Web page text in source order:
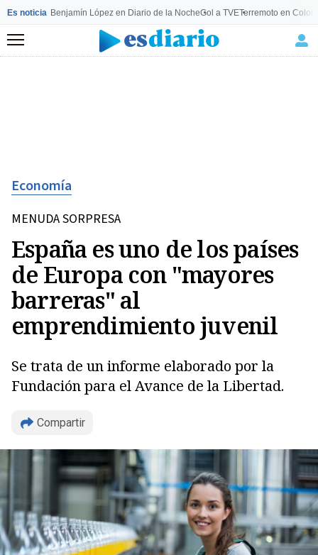
Es noticia Benjamín López en Diario de la NocheGol a TVETerremoto en
Menú
Economía
MENUDA SORPRESA
España es uno de los países
de Europa con "mayores
barreras" al
emprendimiento juvenil
Se trata de un informe elaborado por la
Fundación para el Avance de la Libertad.
Compartir
Copiar